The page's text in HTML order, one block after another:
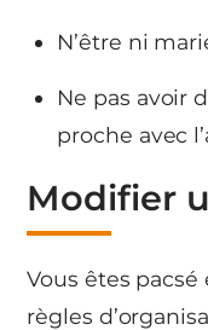
N’être ni
Ne pas avoir
proche avec
Modifier
Vous êtes
règles